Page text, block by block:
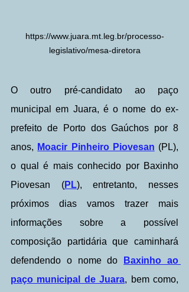
https://www.juara.mt.leg.br/processo-
legislativo/mesa-diretora
O outro pré-candidato ao paço
municipal em Juara, é o nome do ex-
prefeito de Porto dos Gaúchos por 8
anos, Moacir Pinheiro Piovesan (PL),
o qual é mais conhecido por Baxinho
Piovesan (PL), entretanto, nesses
próximos dias vamos trazer mais
informações sobre a possível
composição partidária que caminhará
defendendo o nome do
Baxinho ao
paço municipal de Juara, bem como,